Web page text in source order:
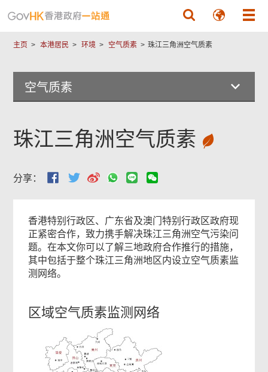
主页 本港居民 环境 空气质素 珠江三角洲空气质素
空气质素
珠江三角洲空气质素
分享：
香港特别行政区、广东省及澳门特别行政区政府现
正紧密合作，致力携手解决珠江三角洲空气污染问
题。在本文你可以了解三地政府合作推行的措施，
其中包括于整个珠江三角洲地区内设立空气质素监
测网络。
区域空气质素监测网络